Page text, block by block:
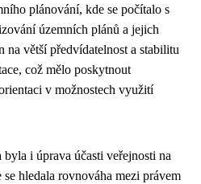
plánování, kde se počítalo s
územních plánů a jejich
větší předvídatelnost a stabilitu
což mělo poskytnout
v možnostech využití
i úprava účasti veřejnosti na
hledala rovnováha mezi právem